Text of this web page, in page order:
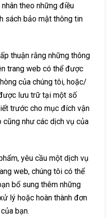
theo những điều
sách bảo mật thông tin
thuận rằng những thông
trang web có thể được
của chúng tôi, hoặc/
lưu trữ tại một số
trước cho mục đích vận
cũng như các dịch vụ của
yêu cầu một dịch vụ
web, chúng tôi có thể
bổ sung thêm những
lý hoặc hoàn thành đơn
bạn.